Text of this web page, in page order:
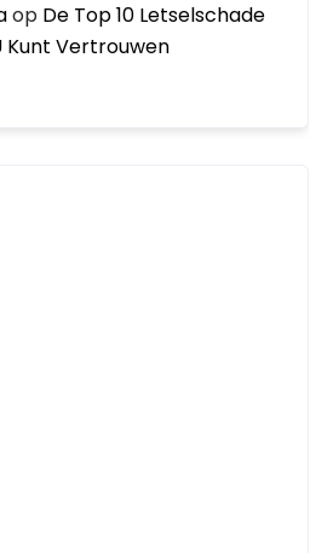
op De Top 10 Letselschade
Kunt Vertrouwen